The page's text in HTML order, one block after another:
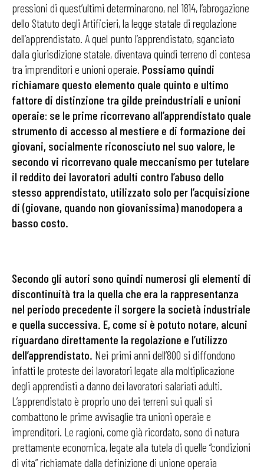
pressioni di quest’ultimi determinarono, nel 1814, l’abrogazione
dello Statuto degli Artificieri, la legge statale di regolazione
dell’apprendistato. A quel punto l’apprendistato, sganciato
dalla giurisdizione statale, diventava quindi terreno di contesa
tra imprenditori e unioni operaie. Possiamo quindi
richiamare questo elemento quale quinto e ultimo
fattore di distinzione tra gilde preindustriali e unioni
operaie: se le prime ricorrevano all’apprendistato quale
strumento di accesso al mestiere e di formazione dei
giovani, socialmente riconosciuto nel suo valore, le
secondo vi ricorrevano quale meccanismo per tutelare
il reddito dei lavoratori adulti contro l’abuso dello
stesso apprendistato, utilizzato solo per l’acquisizione
di (giovane, quando non giovanissima) manodopera a
basso costo.
Secondo gli autori sono quindi numerosi gli elementi di
discontinuità tra la quella che era la rappresentanza
nel periodo precedente il sorgere la società industriale
e quella successiva. E, come si è potuto notare, alcuni
riguardano direttamente la regolazione e l’utilizzo
dell’apprendistato. Nei primi anni dell’800 si diffondono
infatti le proteste dei lavoratori legate alla moltiplicazione
degli apprendisti a danno dei lavoratori salariati adulti.
L’apprendistato è proprio uno dei terreni sui quali si
combattono le prime avvisaglie tra unioni operaie e
imprenditori. Le ragioni, come già ricordato, sono di natura
prettamente economica, legate alla tutela di quelle “condizioni
di vita” richiamate dalla definizione di unione operaia